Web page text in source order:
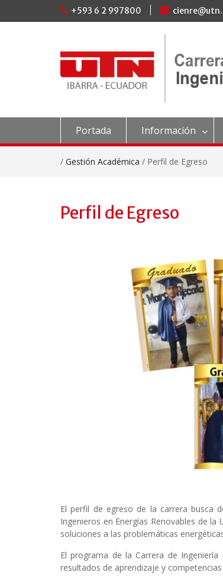
+593 6 2 997800
Portada Información
/ Gestión Académica / Perfil de Egreso
Perfil de Egreso
El perfil de egreso de la carrera busca
Ingenieros en Energías Renovables de
soluciones a las problemáticas
El programa de la Carrera de
resultados de aprendizaje y